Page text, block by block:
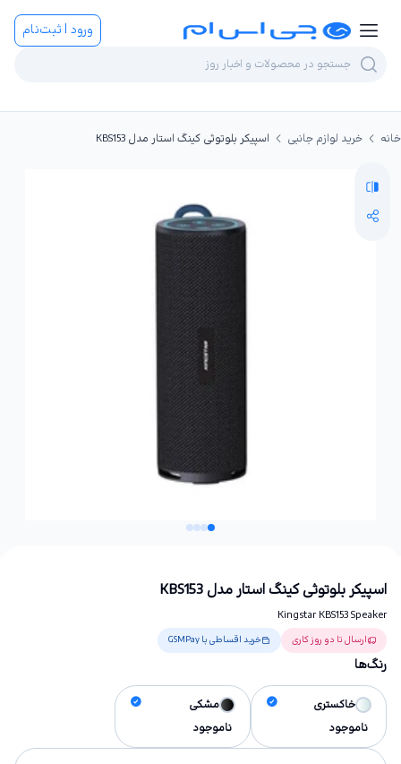
ورود | ثبت‌نام
خانه خرید لوازم جانبی اسپیکر بلوتوثی کینگ استار مدل KBS153
اسپیکر بلوتوثی کینگ استار مدل KBS153
Kingstar KBS153 Speaker
ارسال تا دو روز کاری خرید اقساطی با GSMPay
رنگ‌ها
خاکستری
ناموجود
مشکی
ناموجود